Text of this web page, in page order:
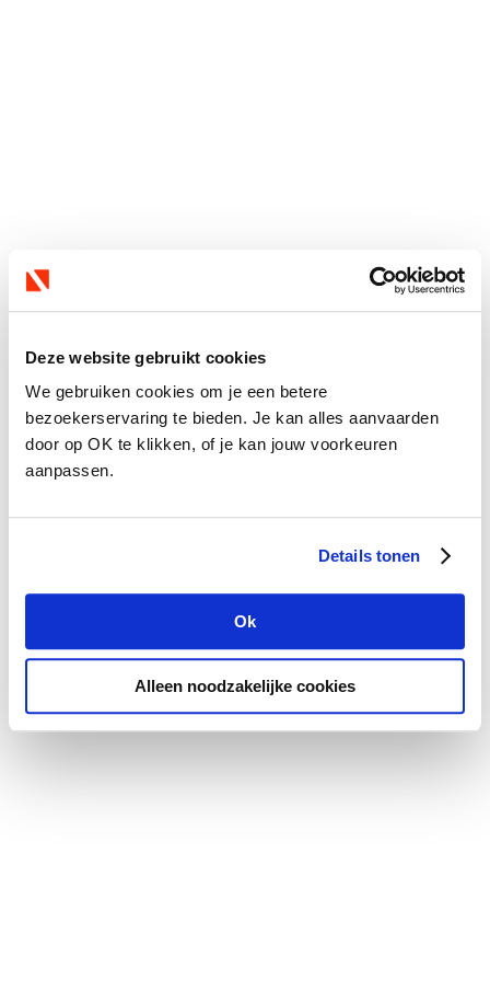
Deze website gebruikt cookies
We gebruiken cookies om je een betere
bezoekerservaring te bieden. Je kan alles aanvaarden
door op OK te klikken, of je kan jouw voorkeuren
aanpassen.
Details tonen
Ok
Alleen noodzakelijke cookies